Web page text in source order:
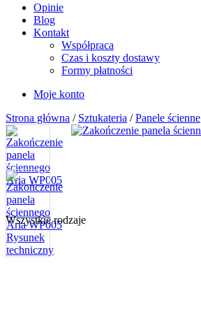
Opinie
Blog
Kontakt
Współpraca
Czas i koszty dostawy
Formy płatności
Moje konto
Strona główna / Sztukateria /Panele ścienne
Wszystkie rodzaje